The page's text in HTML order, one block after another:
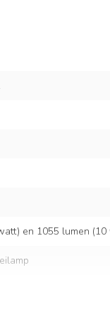
en 1055 lumen (10